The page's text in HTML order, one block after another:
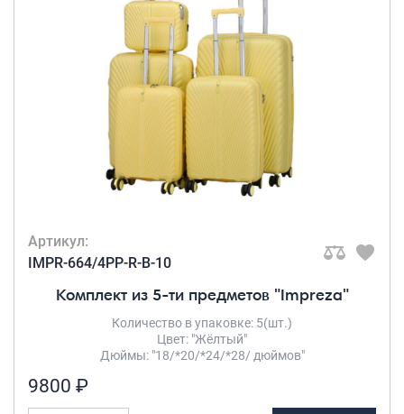
Артикул:
IMPR-664/4PP-R-B-10
Комплект из 5-ти предметов "Impreza"
Количество в упаковке: 5(шт.)
Цвет: "Жёлтый"
Дюймы: "18/*20/*24/*28/ дюймов"
9800 ₽